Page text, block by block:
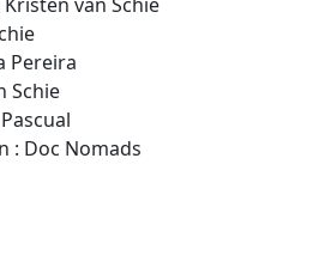
Pereira
Schie
: Doc Nomads